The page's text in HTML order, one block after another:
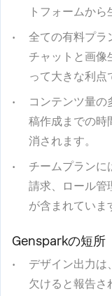
トフォームから
全ての有料プラ
チャットと画像
って大きな利点
コンテンツ量の
稿作成までの時
消されます。
チームプランに
請求、ロール管
が含まれていま
Gensparkの短所
デザイン出力は
欠けると報告さ